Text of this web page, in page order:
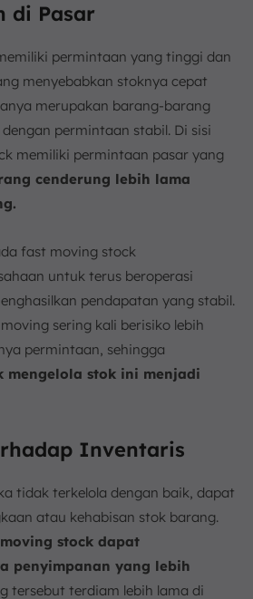
di Pasar
permintaan yang tinggi dan
menyebabkan stoknya cepat
merupakan barang-barang
permintaan stabil. Di sisi
memiliki permintaan pasar yang
cenderung lebih lama
fast moving stock
untuk terus beroperasi
pendapatan yang stabil.
sering kali berisiko lebih
permintaan, sehingga
mengelola stok ini menjadi
Inventaris
tidak terkelola dengan baik, dapat
atau kehabisan stok barang.
stock dapat
penyimpanan yang lebih
tersebut terdiam lebih lama di